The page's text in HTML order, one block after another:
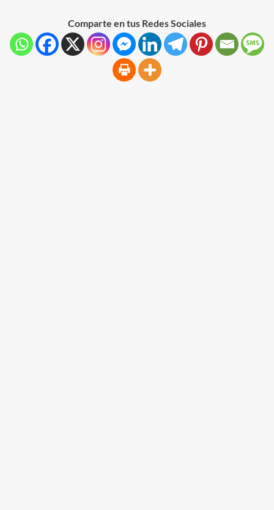
Comparte en tus Redes Sociales